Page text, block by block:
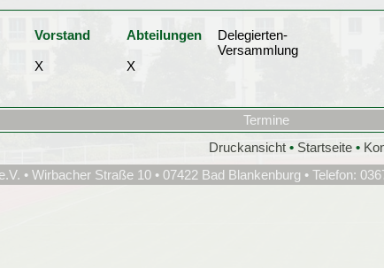
Vorstand Abteilungen
Delegierten-
Versammlung
X X
Termine
Druckansicht • Startseite •
• Wirbacher Straße 10 • 07422 Bad Blankenburg • Telefon: